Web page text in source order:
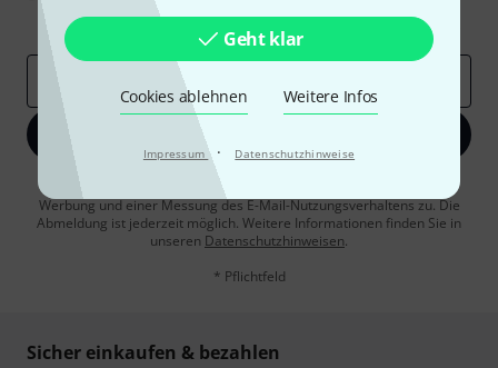
Geht klar
Cookies ablehnen Weitere Infos
Impressum · Datenschutzhinweise
Inspirierende Beiträge
Thomann Insights
Jetzt anmelden
Mit Klick auf „Jetzt anmelden“ stimmen Sie dem Erhalt von E-Mail-
Werbung und einer Messung des E-Mail-Nutzungsverhaltens zu. Die
Abmeldung ist jederzeit möglich. Weitere Informationen finden Sie in
unseren Datenschutzhinweisen.
* Pflichtfeld
Sicher einkaufen & bezahlen